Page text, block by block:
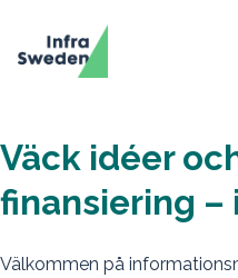
Väck idéer
finansiering –
Välkommen på